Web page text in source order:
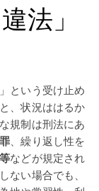
法」
という受け止め
、状況ははるか
規制は刑法にあ
、繰り返し性を
などが規定され
ない場合でも、